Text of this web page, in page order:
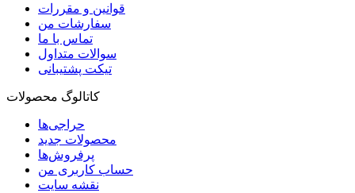
قوانین و مقررات
سفارشات من
تماس با ما
سوالات متداول
تیکت پشتیبانی
کاتالوگ محصولات
حراجی‌ها
محصولات جدید
پرفروش‌ها
حساب کاربری من
نقشه سایت